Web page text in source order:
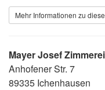
Mehr Informationen zu
Mayer Josef Zimmerei
Anhofener Str. 7
89335 Ichenhausen